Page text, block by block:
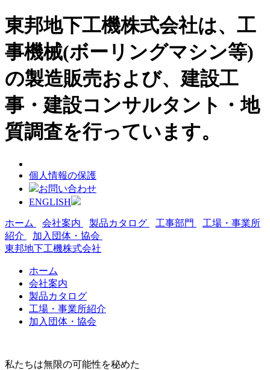
東邦地下工機株式会社は、工
事機械(ボーリングマシン等)
の製造販売および、建設工
事・建設コンサルタント・地
質調査を行っています。
個人情報の保護
お問い合わせ
ENGLISH
ホーム 会社案内 製品カタログ 工事部門
工場・事業所
紹介
加入団体・協会
東邦地下工機株式会社
ホーム
会社案内
製品カタログ
工場・事業所紹介
加入団体・協会
私たちは無限の可能性を秘めた